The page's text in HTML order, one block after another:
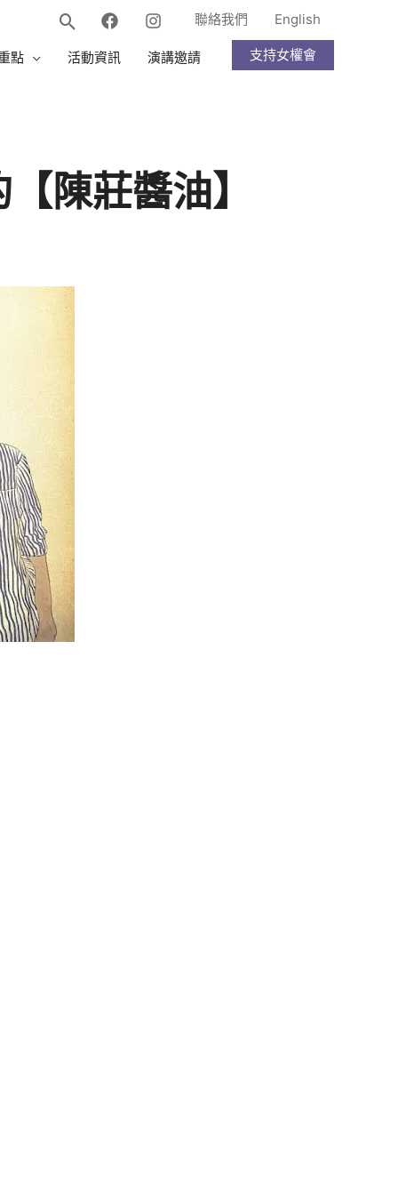
聯絡我們 English
點 活動資訊 演講邀請 支持女權會
陳莊醬油】